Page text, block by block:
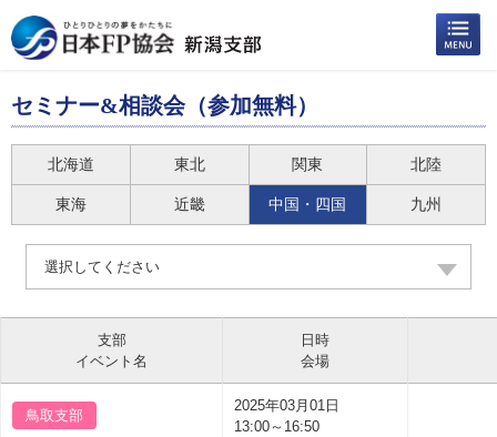
セミナー&相談会（参加無料）
北海道 東北 関東 北陸
東海 近畿 中国・四国 九州
選択してください
支部
イベント名
日時
会場
鳥取支部
2025年03月01日
13:00～16:50